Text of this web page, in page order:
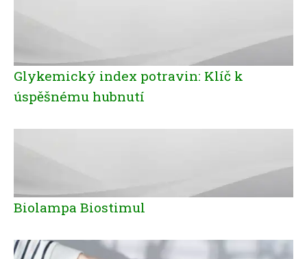
Glykemický index potravin: Klíč k
úspěšnému hubnutí
Biolampa Biostimul